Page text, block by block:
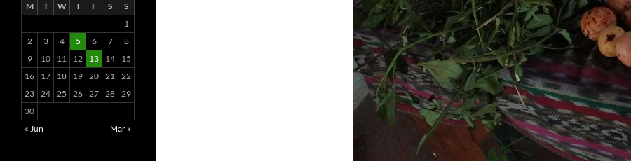
M T W T F S
S
1
2
3 4 5 6 7
8
9
10 11 12 13 14
15
16
17 18 19 20 21 22
23 24 25 26 27 28 29
30
« Jun
Mar »